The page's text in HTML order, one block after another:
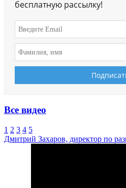
бесплатную рассылку!
Все видео
1 2 3 4 5
Дмитрий Захаров, директор по